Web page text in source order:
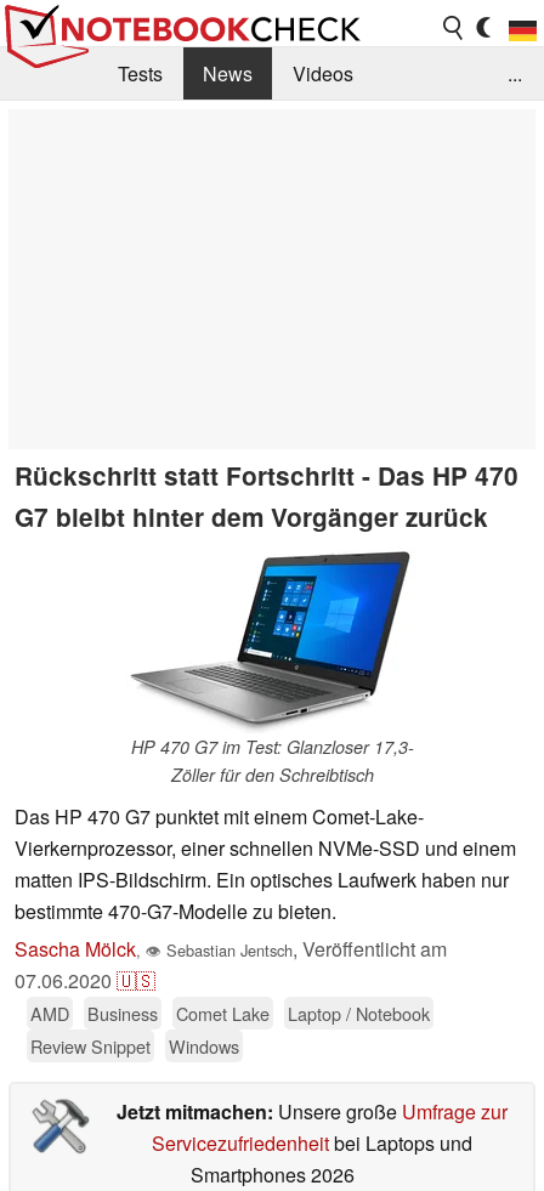
Tests News
Videos
...
Rückschritt statt Fortschritt - Das HP 470
G7 bleibt hinter dem Vorgänger zurück
HP 470 G7 im Test: Glanzloser 17,3-
Zöller für den Schreibtisch
Das HP 470 G7 punktet mit einem Comet-Lake-
Vierkernprozessor, einer schnellen NVMe-SSD und einem
matten IPS-Bildschirm. Ein optisches Laufwerk haben nur
bestimmte 470-G7-Modelle zu bieten.
Sascha Mölck, 👁 Sebastian Jentsch, Veröffentlicht am
07.06.2020 🇺🇸
AMD Business Comet Lake
Laptop / Notebook
Review Snippet
Windows
Jetzt mitmachen: Unsere große Umfrage zur
Servicezufriedenheitbei Laptops und
Smartphones 2026